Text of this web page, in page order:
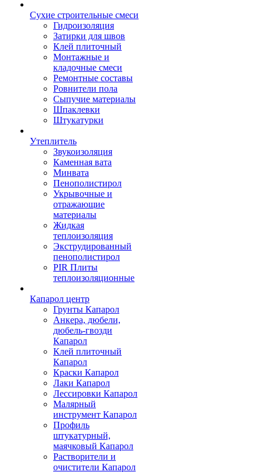
Сухие строительные смеси
Гидроизоляция
Затирки для швов
Клей плиточный
Монтажные и
кладочные смеси
Ремонтные составы
Ровнители пола
Сыпучие материалы
Шпаклевки
Штукатурки
Утеплитель
Звукоизоляция
Каменная вата
Минвата
Пенополистирол
Укрывочные и
отражающие
материалы
Жидкая
теплоизоляция
Экструдированный
пенополистирол
PIR Плиты
теплоизоляционные
Капарол центр
Грунты Капарол
Анкера, дюбели,
дюбель-гвозди
Капарол
Клей плиточный
Капарол
Краски Капарол
Лаки Капарол
Лессировки Капарол
Малярный
инструмент Капарол
Профиль
штукатурный,
маячковый Капарол
Растворители и
очистители Капарол